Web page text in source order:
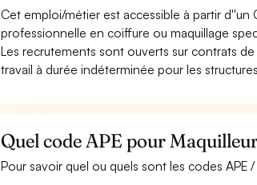
Cet emploi/métier est accessible à partir
professionnelle en coiffure ou maquillage
Les recrutements sont ouverts sur contrats
travail à durée indéterminée pour les
Quel code APE pour
Pour savoir quel ou quels sont les codes APE